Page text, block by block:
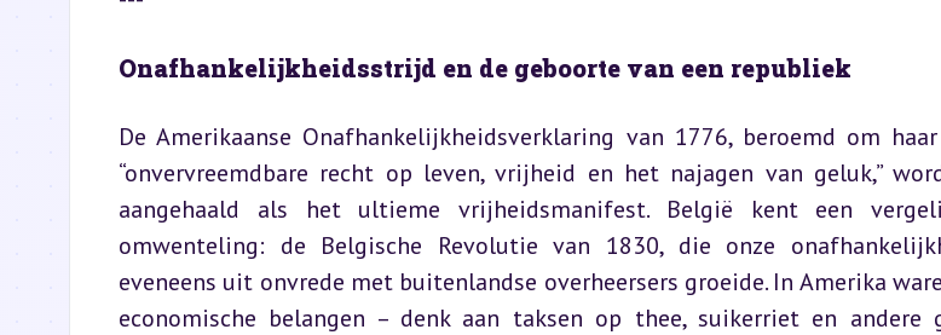
Onafhankelijkheidsstrijd en de geboorte van een republiek
De Amerikaanse Onafhankelijkheidsverklaring van 1776, beroemd om
“onvervreemdbare recht op leven, vrijheid en het najagen van geluk,”
aangehaald als het ultieme vrijheidsmanifest. België kent een
omwenteling: de Belgische Revolutie van 1830, die onze
eveneens uit onvrede met buitenlandse overheersers groeide. In Amerika
economische belangen – denk aan taksen op thee, suikerriet en